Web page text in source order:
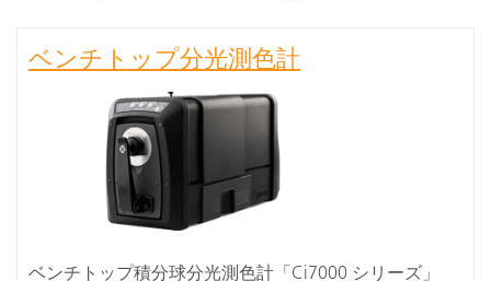
ベンチトップ分光測色計
ベンチトップ積分球分光測色計「Ci7000 シリーズ」